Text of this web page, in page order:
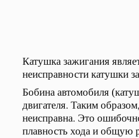
Катушка зажигания
неисправности катушки
Бобина автомобиля
двигателя. Таким
неисправна. Это
плавность хода и общую